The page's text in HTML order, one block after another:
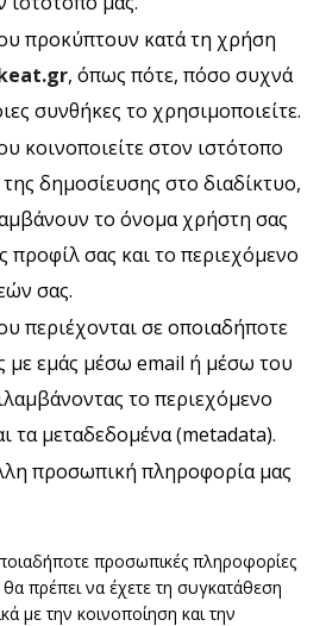
προκύπτουν κατά τη χρήση
, όπως πότε, πόσο συχνά
συνθήκες το χρησιμοποιείτε.
κοινοποιείτε στον ιστότοπο
δημοσίευσης στο διαδίκτυο,
το όνομα χρήστη σας
προφίλ σας και το περιεχόμενο
σας.
περιέχονται σε οποιαδήποτε
με εμάς μέσω email ή μέσω του
το περιεχόμενο
τα μεταδεδομένα (metadata).
προσωπική πληροφορία μας
προσωπικές πληροφορίες
πρέπει να έχετε τη συγκατάθεση
με την κοινοποίηση και την